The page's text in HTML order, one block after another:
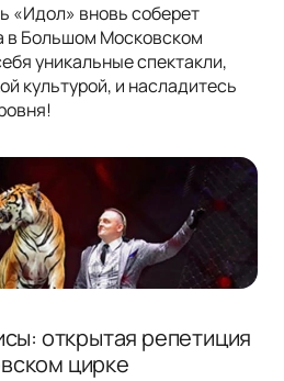
«Идол» вновь соберет
в Большом Московском
уникальные спектакли,
культурой, и насладитесь
открытая репетиция
цирке